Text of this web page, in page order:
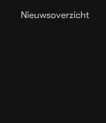
Nieuwsoverzicht